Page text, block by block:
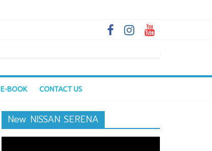
E-BOOK CONTACT US
New NISSAN SERENA